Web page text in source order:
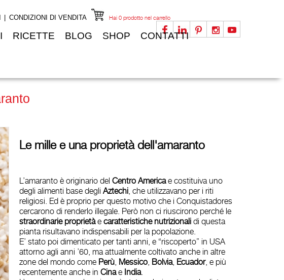
CONDIZIONI DI VENDITA Hai 0 prodotto nel carrello
RICETTE BLOG SHOP CONTATTI
Le mille e una proprietà dell'amaranto
L’amaranto è originario del Centro Americae costituiva uno
degli alimenti base degli Aztechi, che utilizzavano per i riti
religiosi. Ed è proprio per questo motivo che i Conquistadores
cercarono di renderlo illegale. Però non ci riuscirono perché le
straordinarie proprietàe caratteristiche nutrizionali di questa
pianta risultavano indispensabili per la popolazione.
E’ stato poi dimenticato per tanti anni, e “riscoperto” in USA
attorno agli anni ’60, ma attualmente coltivato anche in altre
zone del mondo come Perù, Messico, Bolvia, Ecuador, e più
recentemente anche in Cinae India.